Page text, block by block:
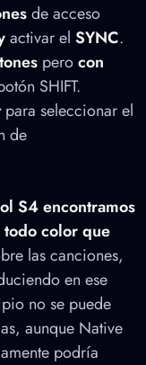
de acceso
activar el SYNC.
perocon
SHIFT.
para seleccionar el
de
S4 encontramos
todo colorque
las canciones,
en ese
no se puede
aunque Native
podría